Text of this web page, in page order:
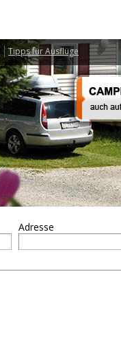
Tipps für Ausflüge
Adresse